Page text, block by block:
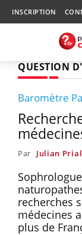
INSCRIPTION
QUESTION
Baromètre
Par Julian Prial
recherches
médecines
plus de